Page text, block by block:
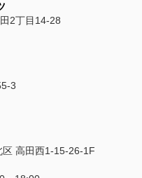
2丁目14-28
3
高田西1-15-26-1F